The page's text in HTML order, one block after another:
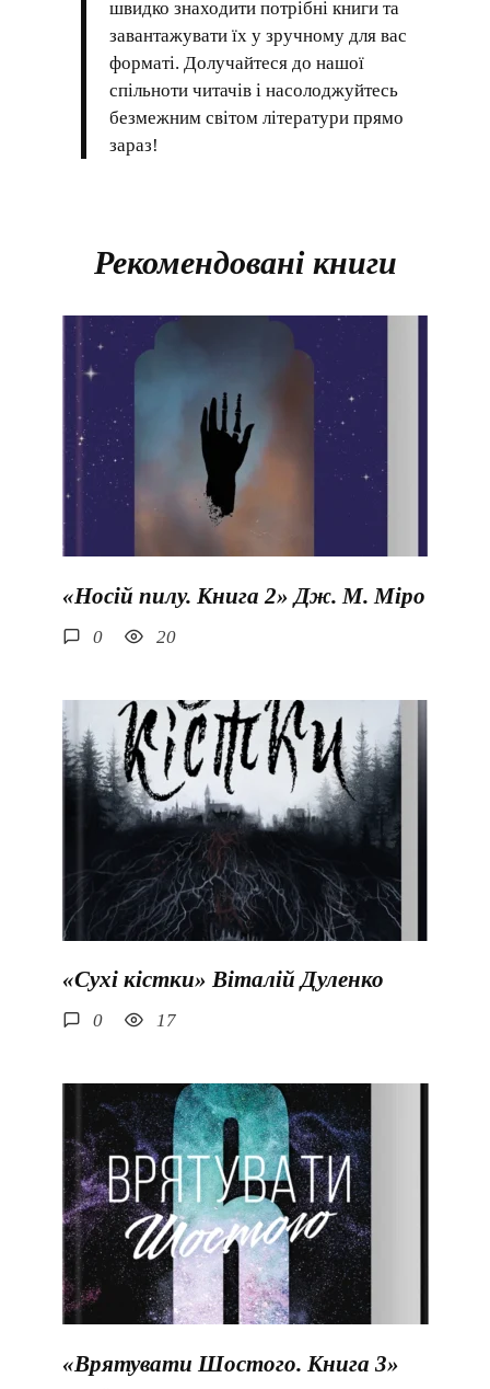
швидко знаходити потрібні книги та
завантажувати їх у зручному для вас
форматі. Долучайтеся до нашої
спільноти читачів і насолоджуйтесь
безмежним світом літератури прямо
зараз!
Рекомендовані книги
«Носій пилу. Книга 2» Дж. М. Міро
0 20
«Сухі кістки» Віталій Дуленко
0 17
«Врятувати Шостого. Книга 3»